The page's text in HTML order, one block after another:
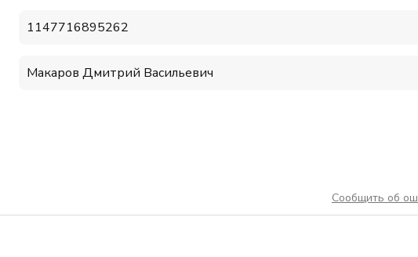
1147716895262
Макаров Дмитрий Васильевич
Сообщить об